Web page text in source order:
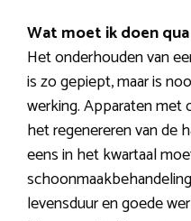
Wat moet ik doen
Het onderhouden van
is zo gepiept, maar is
werking. Apparaten
het regenereren van de
eens in het kwartaal
levensduur en goede